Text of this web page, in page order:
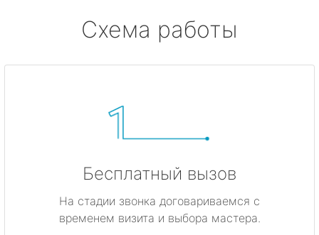
Схема работы
Бесплатный вызов
На стадии звонка договариваемся с
временем визита и выбора мастера.